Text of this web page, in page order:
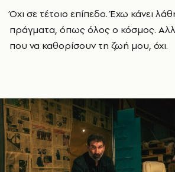
Όχι σε τέτοιο επίπεδο. Έχω κάνει
πράγματα, όπως όλος ο κόσμος.
που να καθορίσουν τη ζωή μου, όχι.